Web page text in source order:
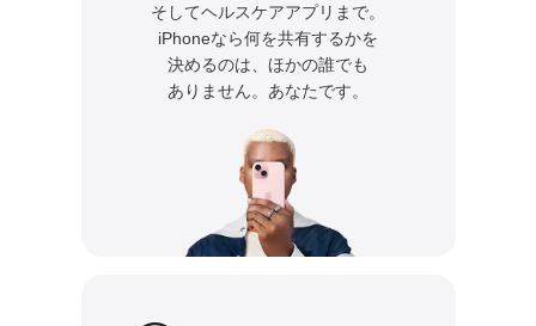
そしてヘルスケアアプリまで。
iPhoneなら何を共有するかを
決めるのは、 ほかの誰でも
ありません。あなたです。